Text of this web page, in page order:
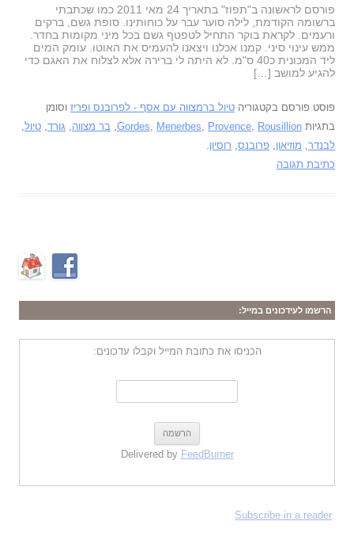
פורסם לראשונה ב"תפוז" בתאריך 24 מאי 2011 כמו שכתבתי
ברשומה הקודמת, לילה סוער עבר על כוחותינו. סופת גשם, ברקים
ורעמים. לקראת בוקר התחיל לטפטף גשם בכל מיני מקומות בחדר.
ממש עינוי סיני. קמנו אכלנו ויצאנו להעמיס את האוטו. עומק המים
ליד המכונית כ40 ס"מ. לא היתה לי ברירה אלא לצלוח את האגם כדי
להגיע למושב […]
פוסט פורסם בקטגוריה טיול ברמצווה עם אסף - לפרובנס ופריז וסומן
בתגיות
Gordes, Menerbes, Provence, Rousillion
, בר מצווה, גורד, טיול,
לבנדר, מוזיאון, פרובנס, רוסיון.
כתיבת תגובה
הרשמו לעידכונים במייל:
הכניסו את כתובת המייל וקבלו עדכונים:
Delivered by FeedBurner
Subscribe in a reader